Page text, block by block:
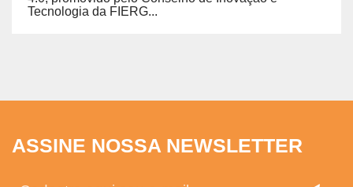
Tecnologia da FIERG...
ASSINE NOSSA NEWSLETTER